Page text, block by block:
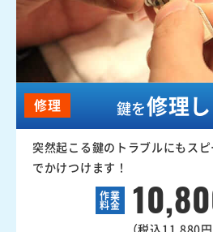
修理 鍵を修理
突然起こる鍵のトラブルにもス
でかけつけます！
作業
料金
（税込11,880円